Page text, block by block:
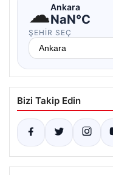
☁Ankara
NaN°C
ŞEHIR SEÇ
Bizi Takip Edin